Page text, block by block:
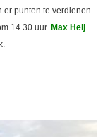
er punten te verdienen
14.30 uur. Max Heij